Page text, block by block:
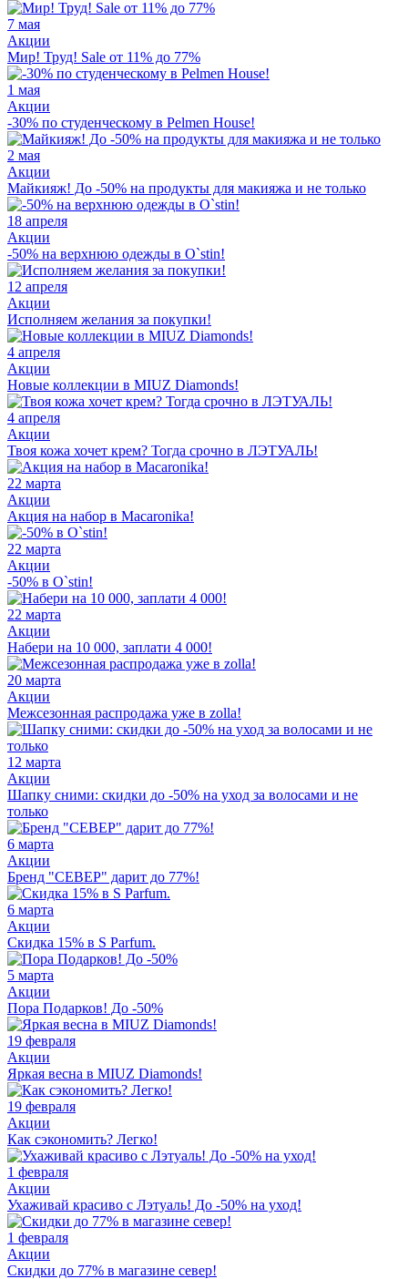
7 мая
Акции
Мир! Труд! Sale от 11% до 77%
1 мая
Акции
-30% по студенческому в Pelmen House!
2 мая
Акции
Майкияж! До -50% на продукты для макияжа и не только
18 апреля
Акции
-50% на верхнюю одежды в O`stin!
12 апреля
Акции
Исполняем желания за покупки!
4 апреля
Акции
Новые коллекции в MIUZ Diamonds!
4 апреля
Акции
Твоя кожа хочет крем? Тогда срочно в ЛЭТУАЛЬ!
22 марта
Акции
Акция на набор в Macaronika!
22 марта
Акции
-50% в O`stin!
22 марта
Акции
Набери на 10 000, заплати 4 000!
20 марта
Акции
Межсезонная распродажа уже в zolla!
12 марта
Акции
Шапку сними: скидки до -50% на уход за волосами и не
только
6 марта
Акции
Бренд "СЕВЕР" дарит до 77%!
6 марта
Акции
Скидка 15% в S Parfum.
5 марта
Акции
Пора Подарков! До -50%
19 февраля
Акции
Яркая весна в MIUZ Diamonds!
19 февраля
Акции
Как сэкономить? Легко!
1 февраля
Акции
Ухаживай красиво с Лэтуаль! До -50% на уход!
1 февраля
Акции
Скидки до 77% в магазине север!